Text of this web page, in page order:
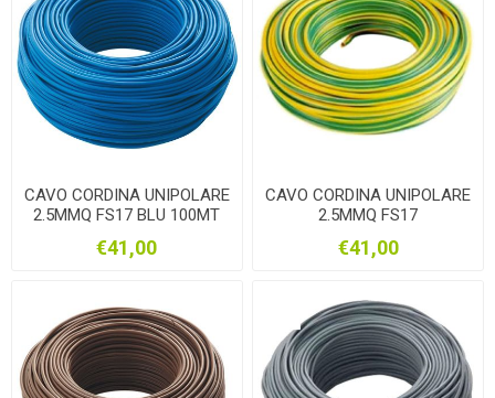
CAVO CORDINA UNIPOLARE
2.5MMQ FS17 BLU 100MT
€41,00
CAVO CORDINA UNIPOLARE
2.5MMQ FS17
€41,00